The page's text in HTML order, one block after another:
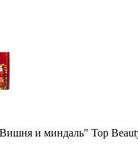
и миндаль" Top